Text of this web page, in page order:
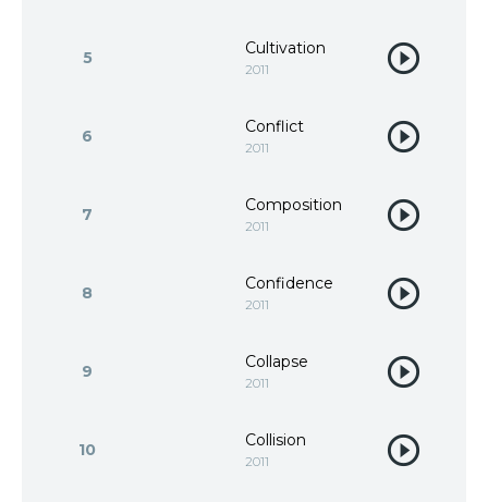
5 Cultivation
2011
6 Conflict
2011
7 Composition
2011
8 Confidence
2011
9 Collapse
2011
10 Collision
2011